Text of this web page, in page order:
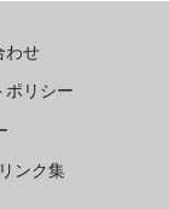
わせ
ポリシー
リンク集